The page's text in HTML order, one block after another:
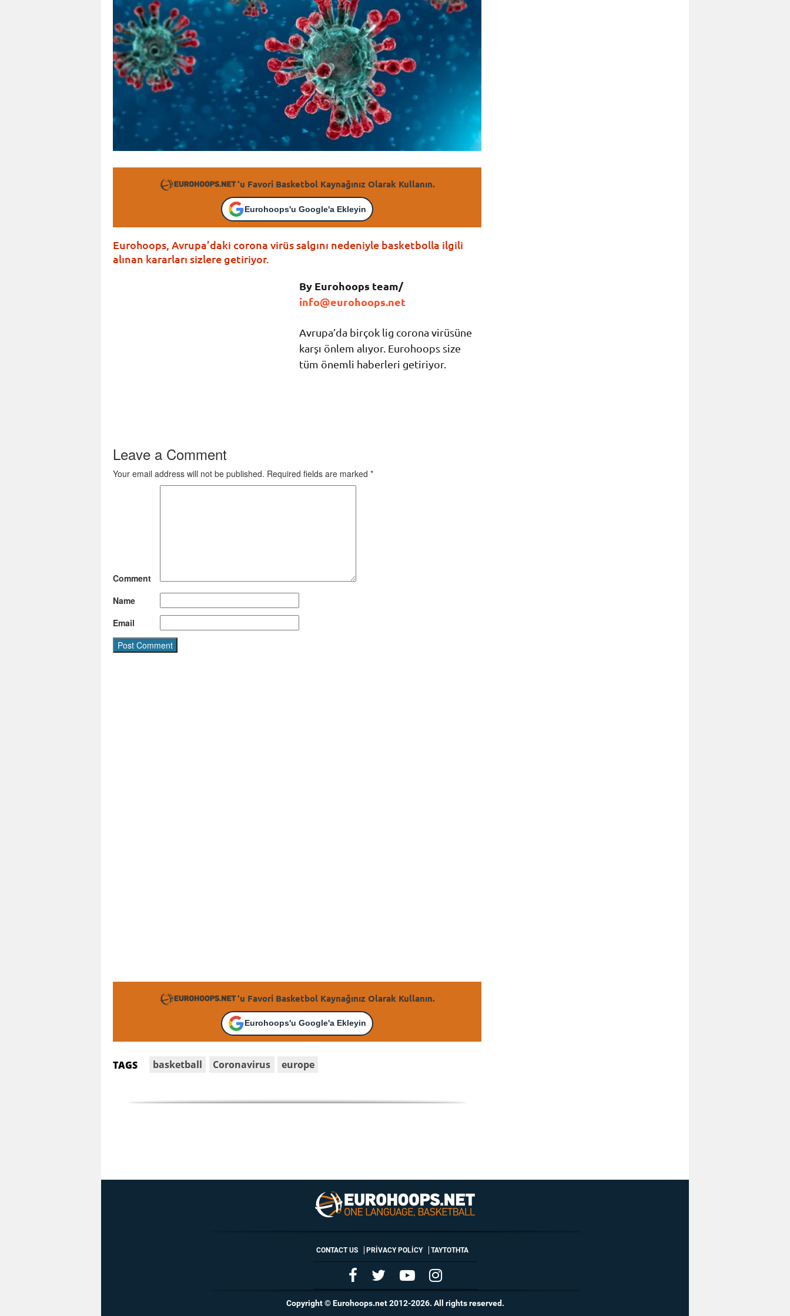
'u Favori Basketbol Kaynağınız Olarak Kullanın.
Eurohoops'u Google'a Ekleyin
Eurohoops, Avrupa’daki corona virüs salgını nedeniyle basketbolla ilgili
alınan kararları sizlere getiriyor.
By Eurohoops team/
info@eurohoops.net
Avrupa’da birçok lig corona virüsüne
karşı önlem alıyor. Eurohoops size
tüm önemli haberleri getiriyor.
'u Favori Basketbol Kaynağınız Olarak Kullanın.
Eurohoops'u Google'a Ekleyin
TAGS basketball Coronavirus europe
CONTACT US PRIVACY POLICY ΤΑΥΤΟΤΗΤΑ
Copyright © Eurohoops.net 2012-2026. All rights reserved.